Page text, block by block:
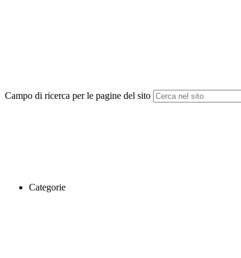
Campo di ricerca per le pagine del sito
Categorie